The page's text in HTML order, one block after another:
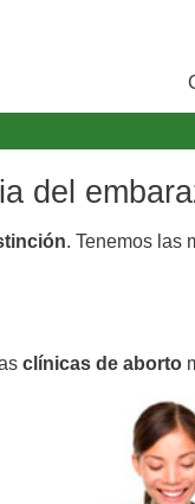
del
. Tenemos las
clínicas de aborto